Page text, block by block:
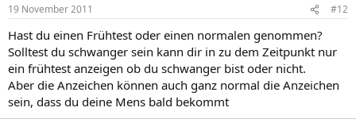
19 November 2011 #12
Hast du einen Frühtest oder einen normalen genommen?
Solltest du schwanger sein kann dir in zu dem Zeitpunkt nur
ein frühtest anzeigen ob du schwanger bist oder nicht.
Aber die Anzeichen können auch ganz normal die Anzeichen
sein, dass du deine Mens bald bekommt